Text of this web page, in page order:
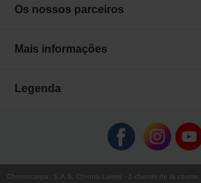
Os nossos parceiros
Mais informações
Legenda
Chronocarpa : S.A.S. Chrono Loisirs - 1 chemin de la